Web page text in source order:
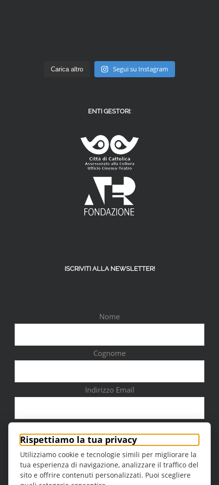
Carica altro Segui su Instagram
ENTI GESTORI:
ISCRIVITI ALLA NEWSLETTER!
Nome
Cognome
Indirizzo Email
Rispettiamo la tua privacy
Utilizziamo cookie e tecnologie simili per migliorare la
tua esperienza di navigazione, analizzare il traffico del
sito e offrire contenuti personalizzati. Puoi scegliere